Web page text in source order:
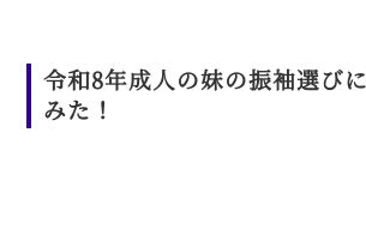
令和8年成人の妹の振袖選び
みた！